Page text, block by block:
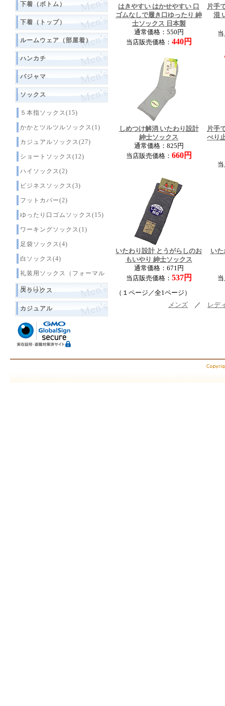
下着（ボトム）
下着（トップ）
ルームウェア（部屋着）
ハンカチ
パジャマ
ソックス
５本指ソックス(15)
かかとツルツルソックス(1)
カジュアルソックス(27)
ショートソックス(12)
ハイソックス(2)
ビジネスソックス(3)
フットカバー(2)
ゆったり口ゴムソックス(15)
ワーキングソックス(1)
足袋ソックス(4)
白ソックス(4)
礼装用ソックス（フォーマル
用）(1)
スラックス
カジュアル
はきやすい はかせやすい 口
ゴムなしで履き口ゆったり 紳
士ソックス 日本製
通常価格：550円
当店販売価格： 440円
片手
混
しめつけ解消 いたわり設計
紳士ソックス
通常価格：825円
当店販売価格： 660円
片手
べり
いたわり設計 とうがらしのお
もいやり 紳士ソックス
通常価格：671円
当店販売価格： 537円
い
（１ページ／全1ページ）
メンズ ／ レデ